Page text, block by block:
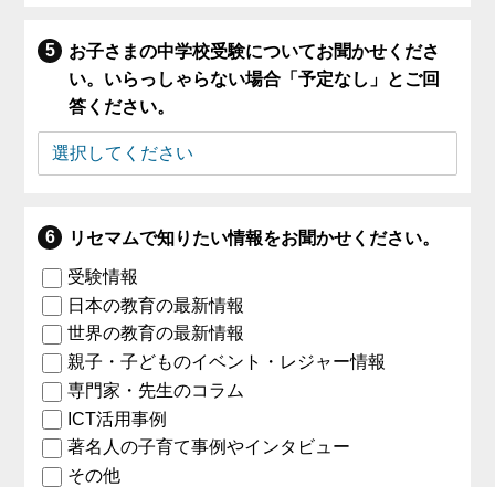
お子さまの中学校受験についてお聞かせくださ
い。いらっしゃらない場合「予定なし」とご回
答ください。
リセマムで知りたい情報をお聞かせください。
受験情報
日本の教育の最新情報
世界の教育の最新情報
親子・子どものイベント・レジャー情報
専門家・先生のコラム
ICT活用事例
著名人の子育て事例やインタビュー
その他